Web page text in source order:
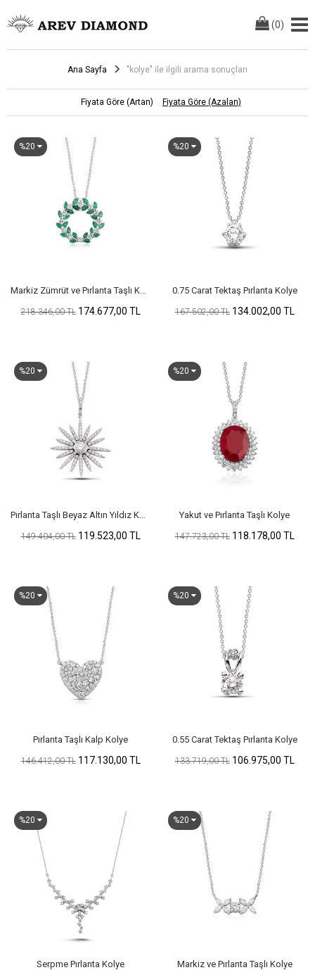
(0)
Ana Sayfa "kolye" ile ilgili arama sonuçları
Fiyata Göre (Artan) Fiyata Göre (Azalan)
%20
Markiz Zümrüt ve Pırlanta Taşlı Kolye
218.346,00 TL 174.677,00 TL
%20
0.75 Carat Tektaş Pırlanta Kolye
167.502,00 TL 134.002,00 TL
%20
Pırlanta Taşlı Beyaz Altın Yıldız Kolye
149.404,00 TL 119.523,00 TL
%20
Yakut ve Pırlanta Taşlı Kolye
147.723,00 TL 118.178,00 TL
%20
Pırlanta Taşlı Kalp Kolye
146.412,00 TL 117.130,00 TL
%20
0.55 Carat Tektaş Pırlanta Kolye
133.719,00 TL 106.975,00 TL
%20
Serpme Pırlanta Kolye
%20
Markiz ve Pırlanta Taşlı Kolye